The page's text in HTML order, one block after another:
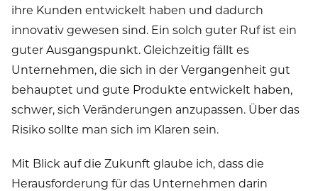
ihre Kunden entwickelt haben und dadurch
innovativ gewesen sind. Ein solch guter Ruf ist ein
guter Ausgangspunkt. Gleichzeitig fällt es
Unternehmen, die sich in der Vergangenheit gut
behauptet und gute Produkte entwickelt haben,
schwer, sich Veränderungen anzupassen. Über das
Risiko sollte man sich im Klaren sein.
Mit Blick auf die Zukunft glaube ich, dass die
Herausforderung für das Unternehmen darin